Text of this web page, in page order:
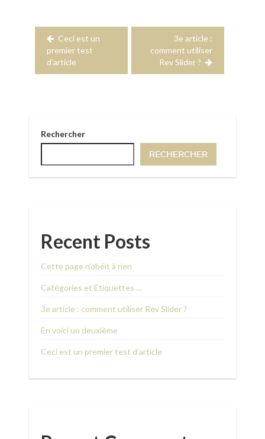
Ceci est un
premier test
d’article
3e article :
comment utiliser
Rev Slider ?
Rechercher
RECHERCHER
Recent Posts
Cette page n’obéit à rien
Catégories et Etiquettes …
3e article : comment utiliser Rev Slider ?
En voici un deuxième
Ceci est un premier test d’article